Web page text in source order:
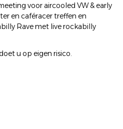
voor aircooled VW & early
en caféracer treffen en
Rave met live rockabilly
u op eigen risico.